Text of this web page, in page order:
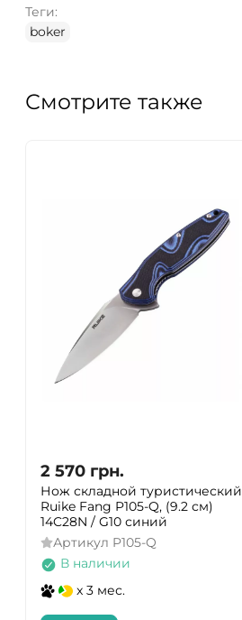
Теги:
boker
Смотрите также
2 570 грн.
Нож складной туристический
Ruike Fang P105-Q, (9.2 см)
14C28N / G10 синий
Артикул P105-Q
В наличии
x 3 мес.